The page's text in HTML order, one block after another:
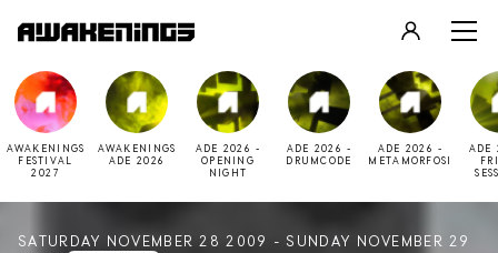
LOGIN
REGISTER
AWAKENINGS
FESTIVAL
2027
AWAKENINGS
ADE 2026
ADE 2026 -
OPENING
NIGHT
ADE 2026 -
DRUMCODE
ADE 2026 -
METAMORFOSI
ADE
SATURDAY NOVEMBER 28 2009 - SUNDAY NOVEMBER 29